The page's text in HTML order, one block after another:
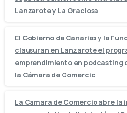
Lanzarote y La Graciosa
El Gobierno de Canarias y la
clausuran en Lanzarote el
emprendimiento en podcasting
la Cámara de Comercio
La Cámara de Comercio abre la